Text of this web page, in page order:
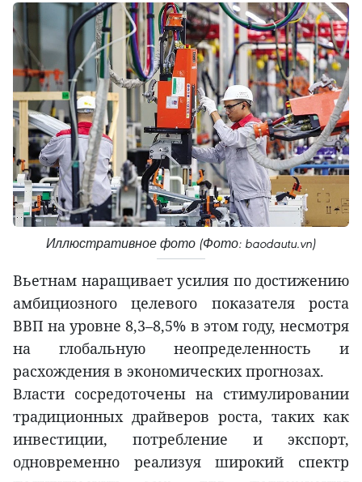
Иллюстративное фото (Фото: baodautu.vn)
Вьетнам наращивает усилия по достижению
амбициозного целевого показателя роста
ВВП на уровне 8,3–8,5% в этом году, несмотря
на глобальную неопределенность и
расхождения в экономических прогнозах.
Власти сосредоточены на стимулировании
традиционных драйверов роста, таких как
инвестиции, потребление и экспорт,
одновременно реализуя широкий спектр